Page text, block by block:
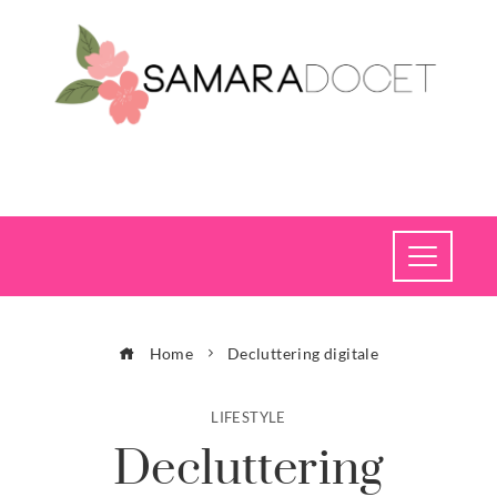
Home Decluttering digitale
LIFESTYLE
Decluttering